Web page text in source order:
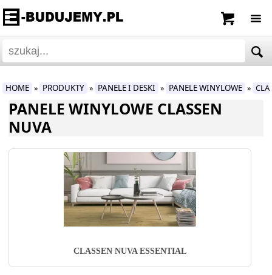
HOME » PRODUKTY » PANELE I DESKI » PANELE WINYLOWE »
PANELE WINYLOWE CLASSEN
NUVA
CLASSEN NUVA ESSENTIAL